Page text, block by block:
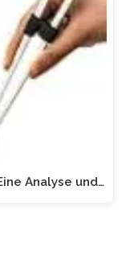
Analyse und…